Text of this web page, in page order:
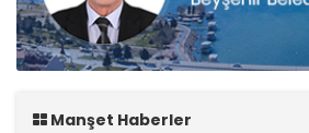
Manşet Haberler